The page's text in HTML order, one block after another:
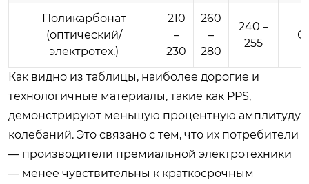
Поликарбонат
(оптический/
электротех.)
210
–
230
260
–
280
240 –
255
Как видно из таблицы, наиболее дорогие и
технологичные материалы, такие как PPS,
демонстрируют меньшую процентную амплитуду
колебаний. Это связано с тем, что их потребители
— производители премиальной электротехники
— менее чувствительны к краткосрочным